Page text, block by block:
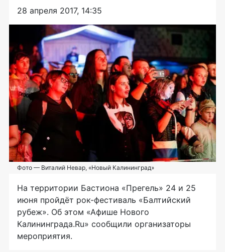
28 апреля 2017, 14:35
Фото — Виталий Невар, «Новый Калининград»
На территории Бастиона «Прегель» 24 и 25
июня пройдёт рок-фестиваль «Балтийский
рубеж». Об этом «Афише Нового
Калининграда.Ru» сообщили организаторы
мероприятия.